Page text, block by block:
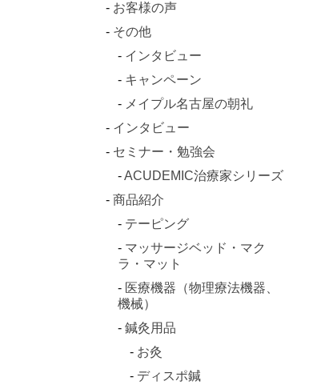
お客様の声
その他
インタビュー
キャンペーン
メイプル名古屋の朝礼
インタビュー
セミナー・勉強会
ACUDEMIC治療家シリーズ
商品紹介
テーピング
マッサージベッド・マク
ラ・マット
医療機器（物理療法機器、
機械）
鍼灸用品
お灸
ディスポ鍼